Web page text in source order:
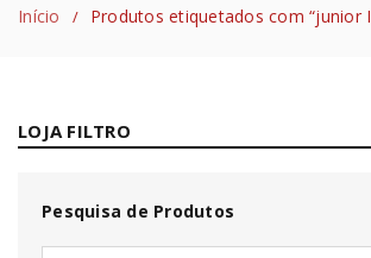
Início / Produtos etiquetados com “junior
LOJA FILTRO
Pesquisa de Produtos